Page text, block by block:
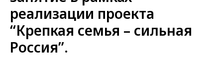
реализации проекта
“Крепкая семья – сильная
Россия”.